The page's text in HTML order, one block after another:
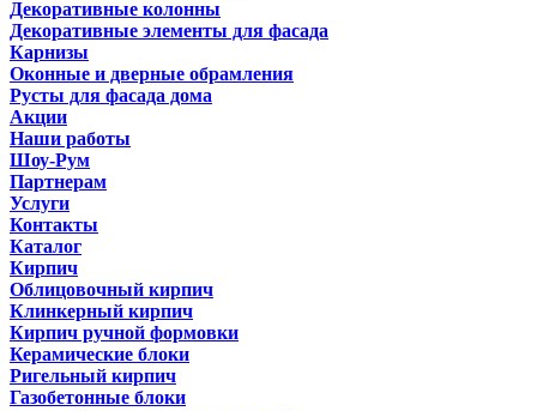
Декоративные колонны
Декоративные элементы для фасада
Карнизы
Оконные и дверные обрамления
Русты для фасада дома
Акции
Наши работы
Шоу-Рум
Партнерам
Услуги
Контакты
Каталог
Кирпич
Облицовочный кирпич
Клинкерный кирпич
Кирпич ручной формовки
Керамические блоки
Ригельный кирпич
Газобетонные блоки